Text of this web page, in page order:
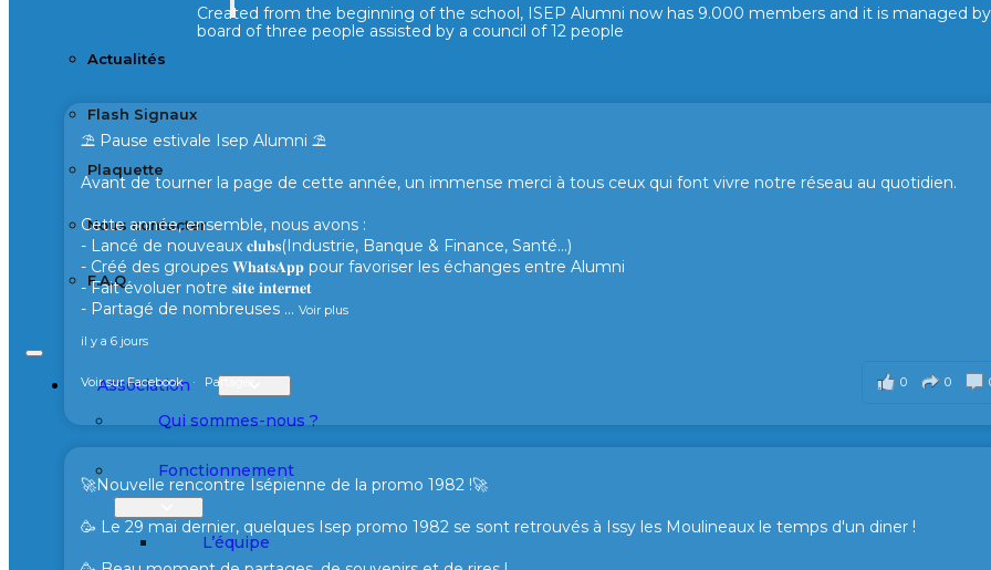
Actualités
Flash Signaux
Plaquette
Nous contacter
F.A.Q
Association
Qui sommes-nous ?
Fonctionnement
L’équipe
Created from the beginning of the school, ISEP Alumni now has 9.000 members and it is managed
board of three people assisted by a council of 12 people
⛱️ Pause estivale Isep Alumni ⛱️
Avant de tourner la page de cette année, un immense merci à tous ceux qui font vivre notre réseau au quotidien.
Cette année, ensemble, nous avons :
- Lancé de nouveaux 𝐜𝐥𝐮𝐛𝐬(Industrie, Banque & Finance, Santé...)
- Créé des groupes 𝐖𝐡𝐚𝐭𝐬𝐀𝐩𝐩 pour favoriser les échanges entre Alumni
- Fait évoluer notre 𝐬𝐢𝐭𝐞 𝐢𝐧𝐭𝐞𝐫𝐧𝐞𝐭
- Partagé de nombreuses ... Voir plus
il y a 6 jours
0 0
Voir sur Facebook · Partager
🚀Nouvelle rencontre Isépienne de la promo 1982 !🚀
🥳 Le 29 mai dernier, quelques Isep promo 1982 se sont retrouvés à Issy les Moulineaux le temps d'un diner !